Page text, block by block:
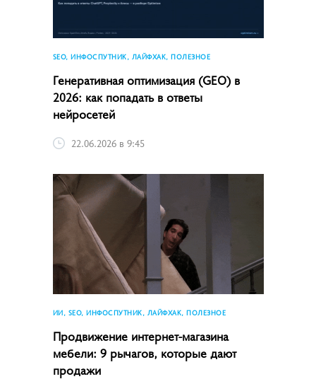
SEO, ИНФОСПУТНИК, ЛАЙФХАК, ПОЛЕЗНОЕ
Генеративная оптимизация (GEO) в
2026: как попадать в ответы
нейросетей
22.06.2026 в 9:45
ИИ, SEO, ИНФОСПУТНИК, ЛАЙФХАК, ПОЛЕЗНОЕ
Продвижение интернет-магазина
мебели: 9 рычагов, которые дают
продажи